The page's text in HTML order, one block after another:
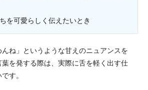
を可愛らしく伝えたいとき
んね」というような甘えのニュアンスを
を発する際は、実際に舌を軽く出す仕
す。